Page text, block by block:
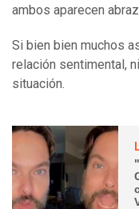
ambos aparecen
Si bien bien muchos
relación sentimental,
situación.